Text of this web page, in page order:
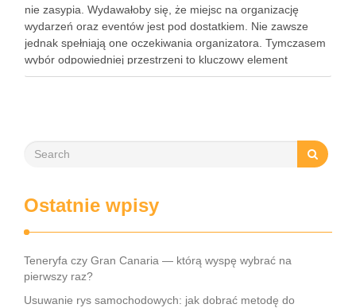
nie zasypia. Wydawałoby się, że miejsc na organizację
wydarzeń oraz eventów jest pod dostatkiem. Nie zawsze
jednak spełniają one oczekiwania organizatora. Tymczasem
wybór odpowiedniej przestrzeni to kluczowy element
organizacji każdego wydarzenia. Podpowiadamy zatem,
Ostatnie wpisy
Teneryfa czy Gran Canaria — którą wyspę wybrać na
pierwszy raz?
Usuwanie rys samochodowych: jak dobrać metodę do